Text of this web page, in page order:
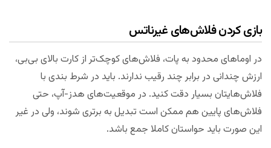
بازی کردن فلاش‌های غیرناتس
در اوماهای محدود به پات، فلاش‌های کوچک‌تر از کارت بالای بی‌بی،
ارزش چندانی در برابر چند رقیب ندارند. باید در شرط بندی با
فلاش‌هایتان بسیار دقت کنید. در موقعیت‌های هدز-آپ، حتی
فلاش‌های پایین هم ممکن است تبدیل به برتری شوند، ولی در غیر
این صورت باید حواستان کاملا جمع باشد.